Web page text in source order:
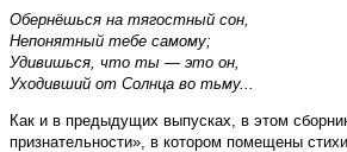
Обернёшься на тягостный сон,
Непонятный тебе самому;
Удивишься, что ты — это он,
Уходивший от Солнца во тьму...
Как и в предыдущих выпусках, в этом
признательности», в котором помещены